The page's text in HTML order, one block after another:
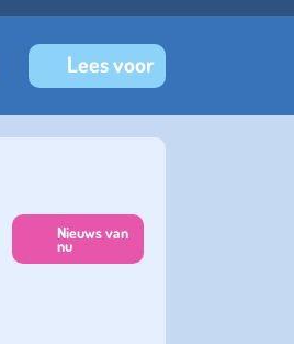
Lees voor
Nieuws van
nu